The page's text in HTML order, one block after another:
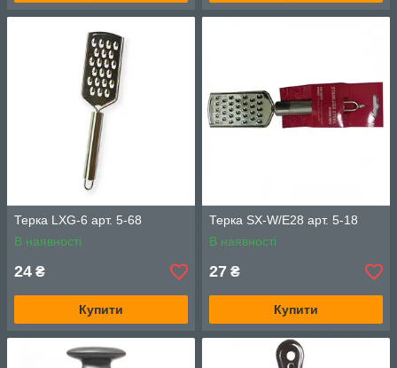
Терка LXG-6 арт. 5-68
В наявності
24 ₴
Купити
Терка SX-W/E28 арт. 5-18
В наявності
27 ₴
Купити